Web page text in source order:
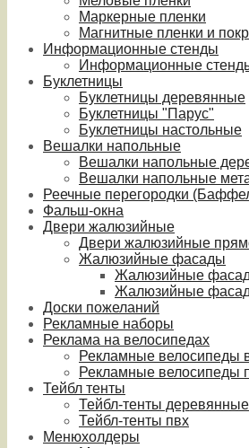
Маркерные пленки
Магнитные пленки и
Информационные стенды
Информационные
Буклетницы
Буклетницы деревянные
Буклетницы "Парус"
Буклетницы настольные
Вешалки напольные
Вешалки напольные
Вешалки напольные
Реечные перегородки
Фальш-окна
Двери жалюзийные
Двери жалюзийные
Жалюзийные фасады
Жалюзийные
Жалюзийные
Доски пожеланий
Рекламные наборы
Реклама на велосипедах
Рекламные велосипеды
Рекламные велосипеды
Тейбл тенты
Тейбл-тенты деревянные
Тейбл-тенты пвх
Менюхолдеры